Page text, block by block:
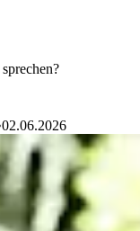
02.06.2026